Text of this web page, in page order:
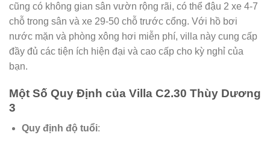
cũng có không gian sân vườn rộng rãi, có thể đậu 2 xe 4-7
chỗ trong sân và xe 29-50 chỗ trước cổng. Với hồ bơi
nước mặn và phòng xông hơi miễn phí, villa này cung cấp
đầy đủ các tiện ích hiện đại và cao cấp cho kỳ nghỉ của
bạn.
Một Số Quy Định của Villa C2.30 Thùy Dương
3
Quy định độ tuổi: